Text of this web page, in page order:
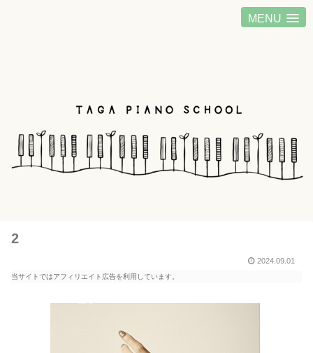
MENU
2
2024.09.01
当サイトではアフィリエイト広告を利用しています。